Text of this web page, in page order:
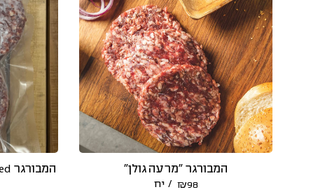
המבורגר “מרעה גולן”
₪98 / יח